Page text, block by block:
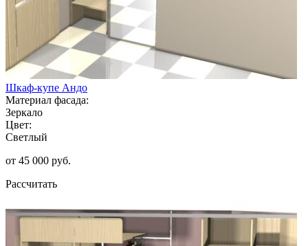
Шкаф-купе Андо
Материал фасада:
Зеркало
Цвет:
Светлый
от 45 000 руб.
Рассчитать